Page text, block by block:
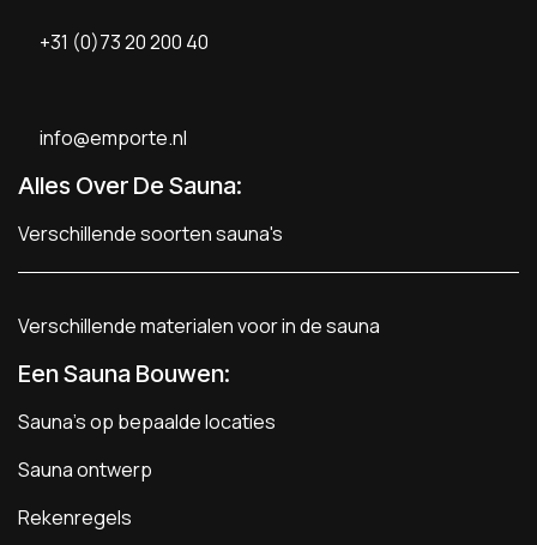
+31 (0)73 20 200 40
info@emporte.nl
Alles Over De Sauna:
Verschillende soorten sauna's
Verschillende materialen voor in de sauna
Een Sauna Bouwen:
Sauna's op bepaalde locaties
Sauna ontwerp
Rekenregels